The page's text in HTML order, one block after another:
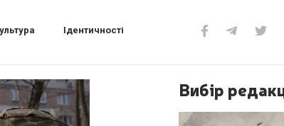
Ідентичності
Вибір